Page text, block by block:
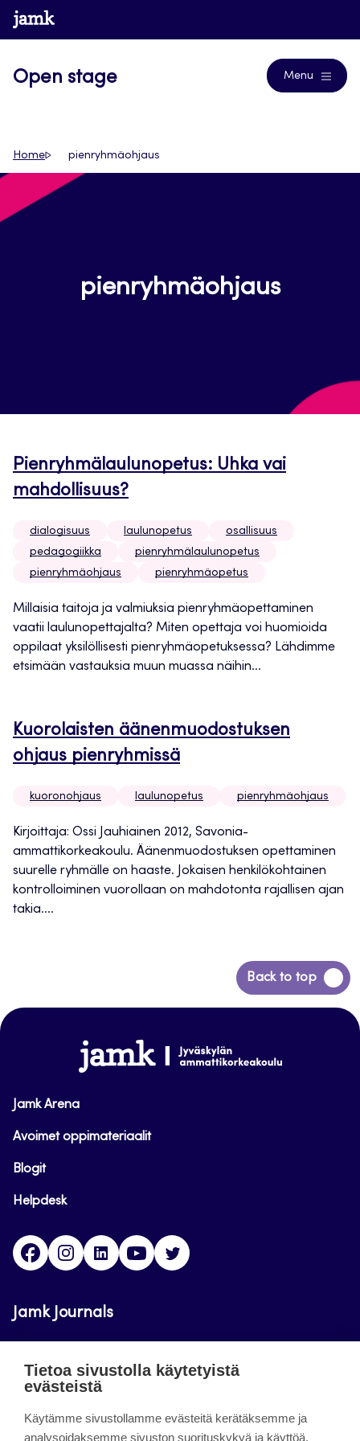
Siirry
suoraan
www.jamk.fi
Open stage Menu
Home pienryhmäohjaus
pienryhmäohjaus
Pienryhmälaulunopetus: Uhka vai
mahdollisuus?
dialogisuus laulunopetus
osallisuus
pedagogiikka
pienryhmälaulunopetus
pienryhmäohjaus
pienryhmäopetus
Millaisia taitoja ja valmiuksia pienryhmäopettaminen
vaatii laulunopettajalta? Miten opettaja voi huomioida
oppilaat yksilöllisesti pienryhmäopetuksessa? Lähdimme
etsimään vastauksia muun muassa näihin...
Kuorolaisten äänenmuodostuksen
ohjaus pienryhmissä
kuoronohjaus laulunopetus pienryhmäohjaus
Kirjoittaja: Ossi Jauhiainen 2012, Savonia-
ammattikorkeakoulu. Äänenmuodostuksen opettaminen
suurelle ryhmälle on haaste. Jokaisen henkilökohtainen
kontrolloiminen vuorollaan on mahdotonta rajallisen ajan
takia....
Back to top
Siirry
takaisin
www.jamk.fi
Jamk Arena
Avoimet oppimateriaalit
Blogit
Helpdesk
FacebookInstagram
LinkedInYoutube
Jamk Journals
luettavissa. Verkkolehtien tarkoituksena on tukea
innovaatiotoimintaa.
Tietoa sivustolla käytetyistä
evästeistä
Käytämme sivustollamme evästeitä kerätäksemme ja
analysoidaksemme sivuston suorituskykyä ja käyttöä,